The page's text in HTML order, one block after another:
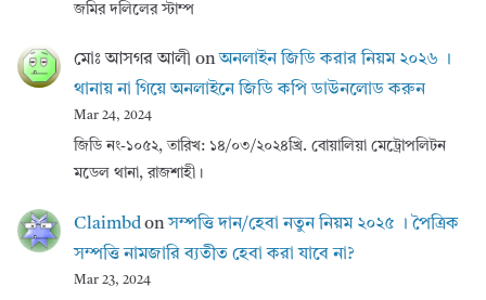
জমির দলিলের স্টাম্প
মোঃ আসগর আলী onঅনলাইন জিডি করার নিয়ম ২০২৬ ।
থানায় না গিয়ে অনলাইনে জিডি কপি ডাউনলোড করুন
Mar 24, 2024
জিডি নং-১০৫২, তারিখ: ১৪/০৩/২০২৪খ্রি. বোয়ালিয়া মেট্রোপলিটন
মডেল থানা, রাজশাহী।
Claimbdonসম্পত্তি দান/হেবা নতুন নিয়ম ২০২৫ । পৈত্রিক
সম্পত্তি নামজারি ব্যতীত হেবা করা যাবে না?
Mar 23, 2024